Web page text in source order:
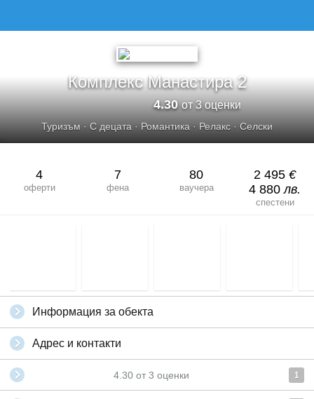
Комплекс Манастира 2
4.30от 3 оценки
Туризъм · С децата · Романтика · Релакс · Селски
4
оферти
7
фена
80
ваучера
2 495 €
4 880лв.
спестени
Информация за обекта
Адрес и контакти
4.30 от 3 оценки 1